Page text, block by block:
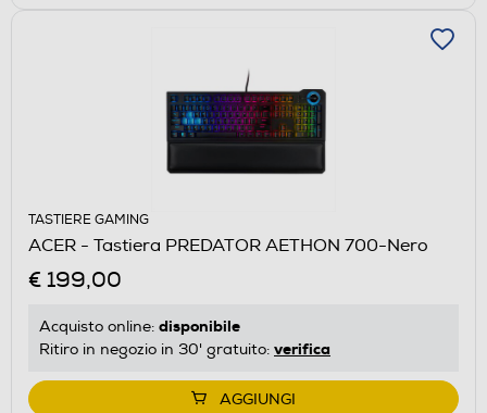
TASTIERE GAMING
ACER - Tastiera PREDATOR AETHON 700-Nero
€ 199,00
Acquisto online: disponibile
Ritiro in negozio in 30' gratuito: verifica
AGGIUNGI